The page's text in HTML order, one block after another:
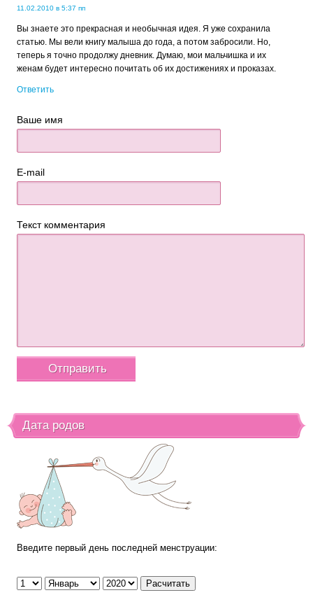
11.02.2010 в 5:37 пп
Вы знаете это прекрасная и необычная идея. Я уже сохранила
статью. Мы вели книгу малыша до года, а потом забросили. Но,
теперь я точно продолжу дневник. Думаю, мои мальчишка и их
женам будет интересно почитать об их достижениях и проказах.
Ответить
Ваше имя
E-mail
Текст комментария
Дата родов
Введите первый день последней менструации: